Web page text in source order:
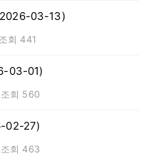
03-13)
조회 441
03-01)
조회 560
02-27)
조회 463